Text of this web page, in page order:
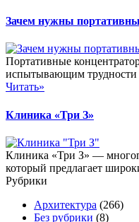
Зачем нужны
Портативные
испытывающим трудности
Читать»
Клиника «Три З»
Клиника «Три З» —
который предлагает
Рубрики
Архитектура (266)
Без рубрики (8)